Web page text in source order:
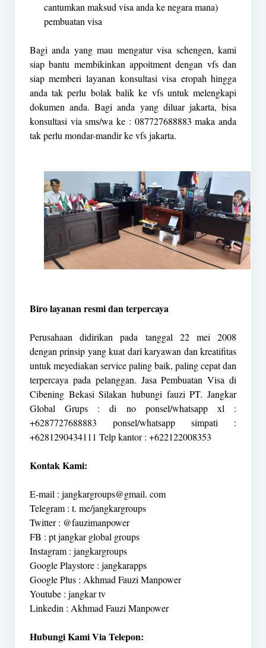
cantumkan maksud visa anda ke negara mana)
pembuatan visa
Bagi anda yang mau mengatur visa schengen, kami
siap bantu membikinkan appoitment dengan vfs dan
siap memberi layanan konsultasi visa eropah hingga
anda tak perlu bolak balik ke vfs untuk melengkapi
dokumen anda. Bagi anda yang diluar jakarta, bisa
konsultasi via sms/wa ke : 087727688883 maka anda
tak perlu mondar-mandir ke vfs jakarta.
Biro layanan resmi dan terpercaya
Perusahaan didirikan pada tanggal 22 mei 2008
dengan prinsip yang kuat dari karyawan dan kreatifitas
untuk meyediakan service paling baik, paling cepat dan
terpercaya pada pelanggan. Jasa Pembuatan Visa di
Cibening Bekasi Silakan hubungi fauzi PT. Jangkar
Global Grups : di no ponsel/whatsapp xl :
+6287727688883 ponsel/whatsapp simpati :
+6281290434111 Telp kantor : +622122008353
Kontak Kami:
E-mail : jangkargroups@gmail. com
Telegram : t. me/jangkargroups
Twitter : @fauzimanpower
FB : pt jangkar global groups
Instagram : jangkargroups
Google Playstore : jangkarapps
Google Plus : Akhmad Fauzi Manpower
Youtube : jangkar tv
Linkedin : Akhmad Fauzi Manpower
Hubungi Kami Via Telepon: